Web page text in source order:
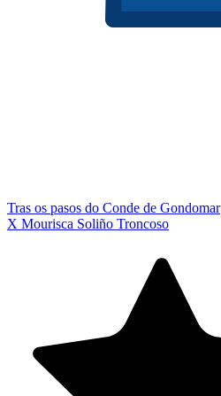
Tras os pasos do Conde de Gondomar
X Mourisca Soliño Troncoso